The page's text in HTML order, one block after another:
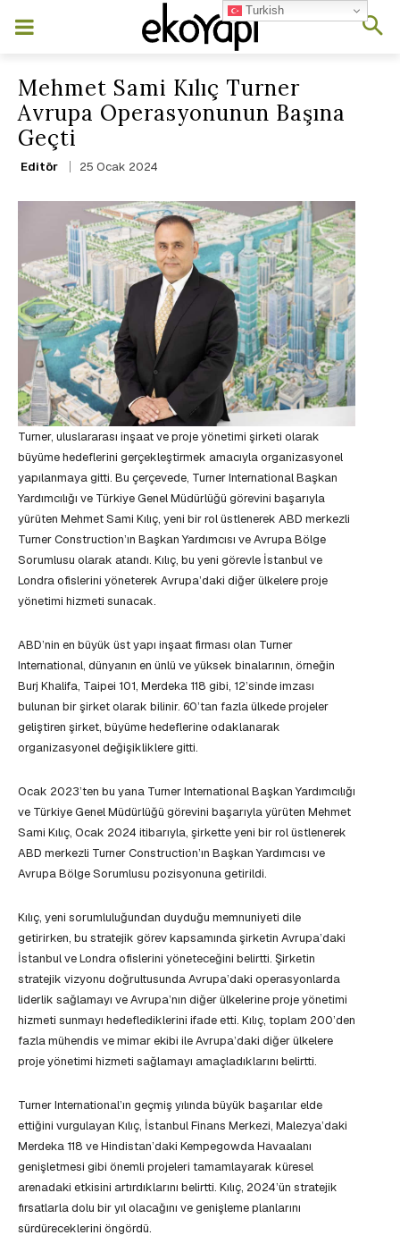
Mehmet Sami Kılıç Turner
Avrupa Operasyonunun Başına
Geçti
Editör 25 Ocak 2024
Turner, uluslararası inşaat ve proje yönetimi şirketi olarak
büyüme hedeflerini gerçekleştirmek amacıyla organizasyonel
yapılanmaya gitti. Bu çerçevede, Turner International Başkan
Yardımcılığı ve Türkiye Genel Müdürlüğü görevini başarıyla
yürüten Mehmet Sami Kılıç, yeni bir rol üstlenerek ABD merkezli
Turner Construction’ın Başkan Yardımcısı ve Avrupa Bölge
Sorumlusu olarak atandı. Kılıç, bu yeni görevle İstanbul ve
Londra ofislerini yöneterek Avrupa’daki diğer ülkelere proje
yönetimi hizmeti sunacak.
ABD’nin en büyük üst yapı inşaat firması olan Turner
International, dünyanın en ünlü ve yüksek binalarının, örneğin
Burj Khalifa, Taipei 101, Merdeka 118 gibi, 12’sinde imzası
bulunan bir şirket olarak bilinir. 60’tan fazla ülkede projeler
geliştiren şirket, büyüme hedeflerine odaklanarak
organizasyonel değişikliklere gitti.
Ocak 2023’ten bu yana Turner International Başkan Yardımcılığı
ve Türkiye Genel Müdürlüğü görevini başarıyla yürüten Mehmet
Sami Kılıç, Ocak 2024 itibarıyla, şirkette yeni bir rol üstlenerek
ABD merkezli Turner Construction’ın Başkan Yardımcısı ve
Avrupa Bölge Sorumlusu pozisyonuna getirildi.
Kılıç, yeni sorumluluğundan duyduğu memnuniyeti dile
getirirken, bu stratejik görev kapsamında şirketin Avrupa’daki
İstanbul ve Londra ofislerini yöneteceğini belirtti. Şirketin
stratejik vizyonu doğrultusunda Avrupa’daki operasyonlarda
liderlik sağlamayı ve Avrupa’nın diğer ülkelerine proje yönetimi
hizmeti sunmayı hedeflediklerini ifade etti. Kılıç, toplam 200’den
fazla mühendis ve mimar ekibi ile Avrupa’daki diğer ülkelere
proje yönetimi hizmeti sağlamayı amaçladıklarını belirtti.
Turner International’ın geçmiş yılında büyük başarılar elde
ettiğini vurgulayan Kılıç, İstanbul Finans Merkezi, Malezya’daki
Merdeka 118 ve Hindistan’daki Kempegowda Havaalanı
genişletmesi gibi önemli projeleri tamamlayarak küresel
arenadaki etkisini artırdıklarını belirtti. Kılıç, 2024’ün stratejik
fırsatlarla dolu bir yıl olacağını ve genişleme planlarını
sürdüreceklerini öngördü.
Turkish